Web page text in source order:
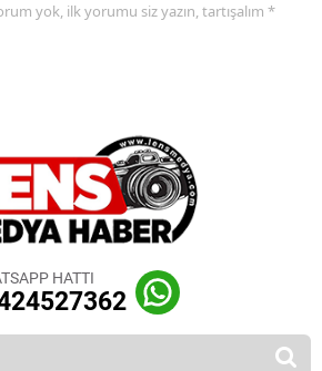
yok, ilk yorumu siz yazın, tartışalım *
HATTI